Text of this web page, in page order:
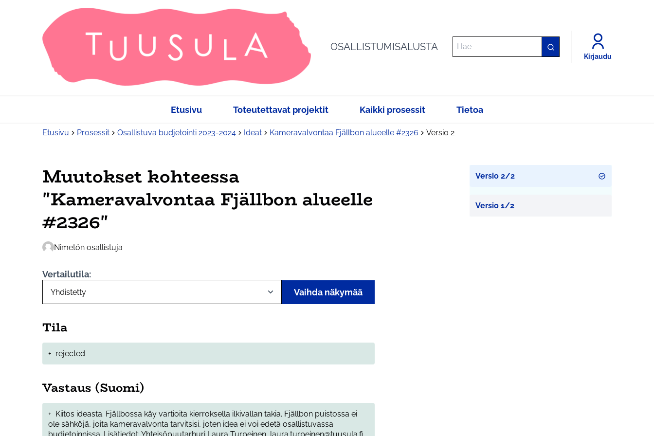
OSALLISTUMISALUSTA
Kirjaudu
Etusivu Toteutettavat projektit Kaikki prosessit Tietoa
Etusivu Prosessit Osallistuva budjetointi 2023-2024 Ideat Kameravalvontaa Fjällbon alueelle #2326 Versio 2
Muutokset kohteessa
"Kameravalvontaa Fjällbon alueelle
#2326"
Nimetön osallistuja
Vertailutila:
Vaihda näkymää
Tila
+ rejected
Vastaus (Suomi)
+ Kiitos ideasta. Fjällbossa käy vartioita kierroksella ilkivallan takia. Fjällbon puistossa ei
ole sähköjä, joita kameravalvonta tarvitsisi, joten idea ei voi edetä osallistuvassa
Versio 2/2
Versio 1/2